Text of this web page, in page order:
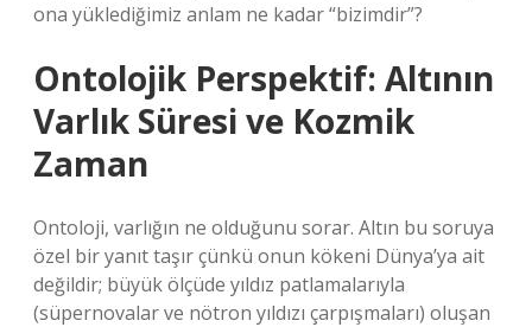
ona yüklediğimiz anlam ne kadar “bizimdir”?
Ontolojik Perspektif: Altının
Varlık Süresi ve Kozmik
Zaman
Ontoloji, varlığın ne olduğunu sorar. Altın bu soruya
özel bir yanıt taşır çünkü onun kökeni Dünya’ya ait
değildir; büyük ölçüde yıldız patlamalarıyla
(süpernovalar ve nötron yıldızı çarpışmaları) oluşan